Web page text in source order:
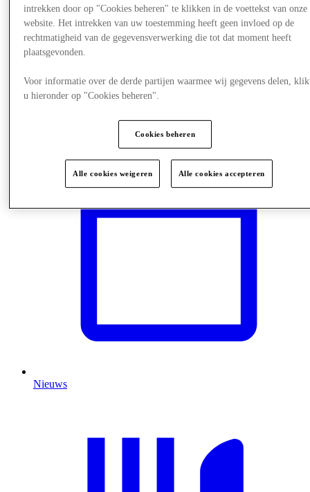
Plan je bezoek
Nieuws
intrekken door op "Cookies beheren" te klikken in de voettekst van onze
website. Het intrekken van uw toestemming heeft geen invloed op de
rechtmatigheid van de gegevensverwerking die tot dat moment heeft
plaatsgevonden.
Voor informatie over de derde partijen waarmee wij gegevens delen,
u hieronder op "Cookies beheren".
Cookies beheren
Alle cookies weigeren Alle cookies accepteren